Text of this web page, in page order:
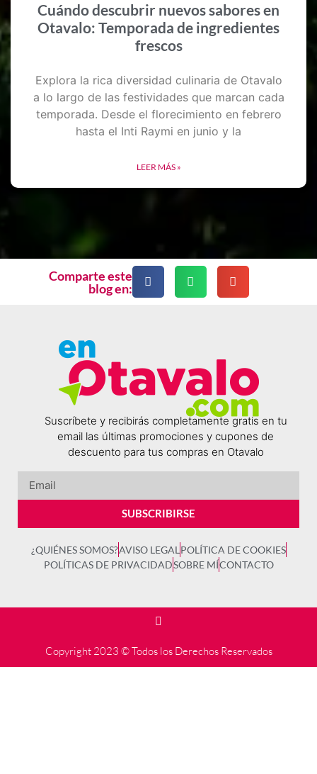
Cuándo descubrir nuevos sabores en
Otavalo: Temporada de ingredientes
frescos
Explora la rica diversidad culinaria de Otavalo
a lo largo de las festividades que marcan cada
temporada. Desde el florecimiento en febrero
hasta el Inti Raymi en junio y la
LEER MÁS »
Comparte este
blog en:
Suscríbete y recibirás completamente gratis en tu
email las últimas promociones y cupones de
descuento para tus compras en Otavalo
SUBSCRIBIRSE
¿QUIÉNES SOMOS?AVISO LEGAL POLÍTICA DE COOKIES
POLÍTICAS DE PRIVACIDADSOBRE MÍCONTACTO
Copyright 2023 © Todos los Derechos Reservados